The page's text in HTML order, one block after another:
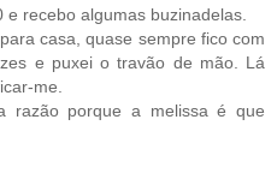
recebo algumas buzinadelas.
casa, quase sempre fico com
e puxei o travão de mão. Lá
me.
razão porque a melissa é que